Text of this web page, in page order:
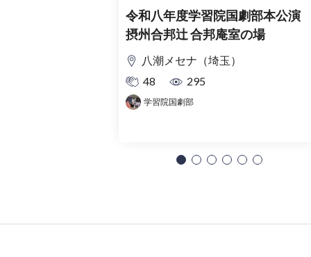
令和八年度学習院国劇部本公
摂州合邦辻 合邦庵室の場
八潮メセナ（埼玉）
48
295
学習院国劇部